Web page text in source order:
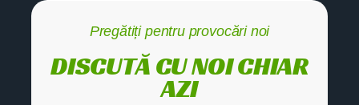
Pregătiți pentru provocări noi
DISCUTĂ CU NOI CHIAR
AZI